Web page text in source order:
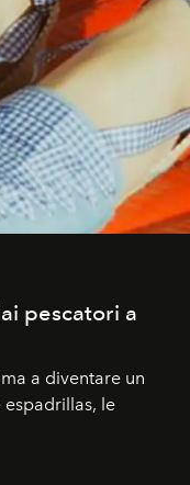
pescatori a
a diventare un
espadrillas, le